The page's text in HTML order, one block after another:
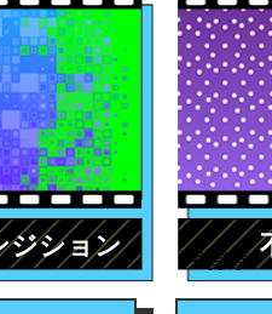
ジション #背景